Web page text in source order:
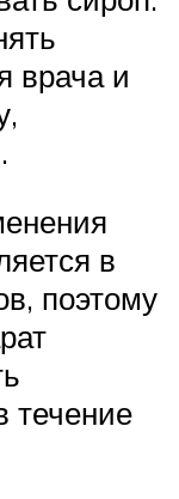
врача и
в
поэтому
течение